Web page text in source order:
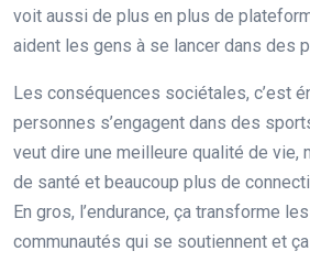
voit aussi de plus en plus de
aident les gens à se lancer dans des
Les conséquences sociétales, c’est
personnes s’engagent dans des
veut dire une meilleure qualité de vie,
de santé et beaucoup plus de
En gros, l’endurance, ça transforme
communautés qui se soutiennent et